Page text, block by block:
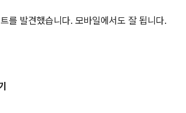
를 발견했습니다. 모바일에서도 잘 됩니다.